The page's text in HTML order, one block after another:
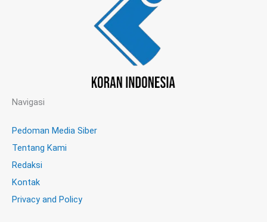
Navigasi
Pedoman Media Siber
Tentang Kami
Redaksi
Kontak
Privacy and Policy